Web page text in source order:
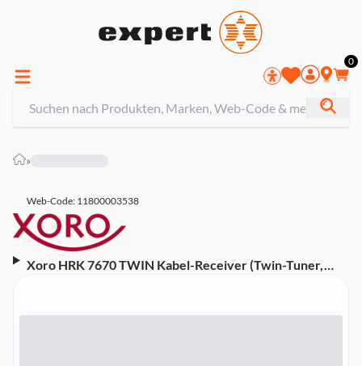
0
»
Web-Code: 11800003538
Xoro HRK 7670 TWIN Kabel-Receiver (Twin-Tuner,